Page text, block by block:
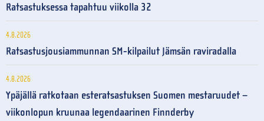
Ratsastuksessa tapahtuu viikolla 32
4.8.2026
Ratsastusjousiammunnan SM-kilpailut Jämsän raviradalla
4.8.2026
Ypäjällä ratkotaan esteratsastuksen Suomen mestaruudet –
viikonlopun kruunaa legendaarinen Finnderby